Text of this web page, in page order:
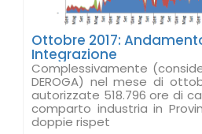
Ottobre 2017:
Integrazione
Complessivamente
DEROGA) nel mese di
autorizzate 518.796 ore di
comparto industria in
doppie rispet